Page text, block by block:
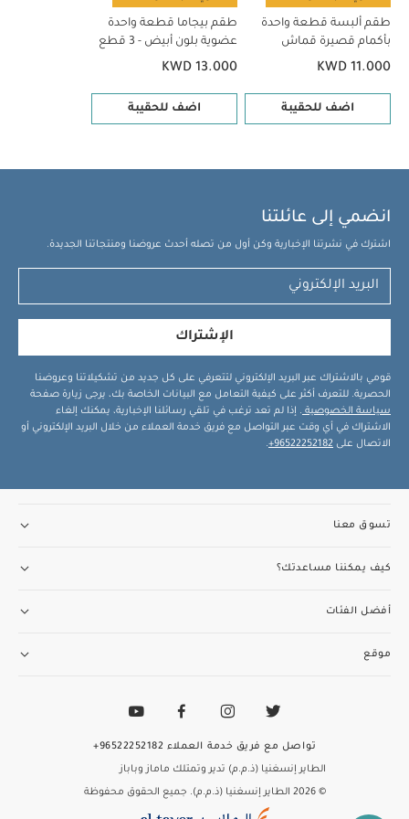
طقم ألبسة قطعة واحدة
بأكمام قصيرة قماش
عضوي بلون أبيض - 5 قطع
KWD 11.000
اضف للحقيبة
طقم بيجاما قطعة واحدة
عضوية بلون أبيض - 3 قطع
KWD 13.000
اضف للحقيبة
انضمي إلى عائلتنا
اشترك في نشرتنا الإخبارية وكن أول من تصله أحدث عروضنا ومنتجاتنا الجديدة.
الإشتراك
قومي بالاشتراك عبر البريد الإلكتروني لتتعرفي على كل جديد من تشكيلاتنا وعروضنا
الحصرية. للتعرف أكثر على كيفية التعامل مع البيانات الخاصة بك، يرجى زيارة صفحة
سياسة الخصوصية . إذا لم تعد ترغب في تلقي رسائلنا الإخبارية، يمكنك إلغاء
الاشتراك في أي وقت عبر التواصل مع فريق خدمة العملاء من خلال البريد الإلكتروني أو
الاتصال على 96522252182+
.
تسوق معنا
كيف يمكننا مساعدتك؟
أفضل الفئات
موقع
الطاير إنسغنيا (ذ.م.م) تدير وتمتلك ماماز وباباز
© 2026 الطاير إنسغنيا (ذ.م.م). جميع الحقوق محفوظة
تواصل مع فريق خدمة العملاء 96522252182+